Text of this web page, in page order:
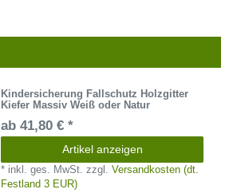
Kindersicherung Fallschutz Holzgitter
Kiefer Massiv Weiß oder Natur
ab 41,80 € *
Artikel anzeigen
* inkl. ges. MwSt. zzgl.Versandkosten (dt.
Festland 3 EUR)